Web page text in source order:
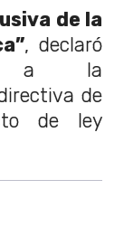
de la
, declaró
a la
de
de ley